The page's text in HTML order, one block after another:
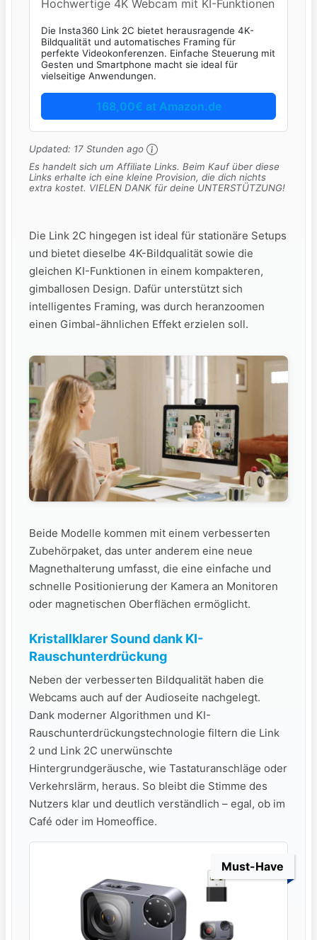
Hochwertige 4K Webcam mit KI-Funktionen
Die Insta360 Link 2C bietet herausragende 4K-
Bildqualität und automatisches Framing für
perfekte Videokonferenzen. Einfache Steuerung mit
Gesten und Smartphone macht sie ideal für
vielseitige Anwendungen.
168,00€ at Amazon.de
Updated: 17 Stunden ago
Es handelt sich um Affiliate Links. Beim Kauf über diese
Links erhalte ich eine kleine Provision, die dich nichts
extra kostet. VIELEN DANK für deine UNTERSTÜTZUNG!
Die Link 2C hingegen ist ideal für stationäre Setups
und bietet dieselbe 4K-Bildqualität sowie die
gleichen KI-Funktionen in einem kompakteren,
gimballosen Design. Dafür unterstützt sich
intelligentes Framing, was durch heranzoomen
einen Gimbal-ähnlichen Effekt erzielen soll.
Beide Modelle kommen mit einem verbesserten
Zubehörpaket, das unter anderem eine neue
Magnethalterung umfasst, die eine einfache und
schnelle Positionierung der Kamera an Monitoren
oder magnetischen Oberflächen ermöglicht.
Kristallklarer Sound dank KI-
Rauschunterdrückung
Neben der verbesserten Bildqualität haben die
Webcams auch auf der Audioseite nachgelegt.
Dank moderner Algorithmen und KI-
Rauschunterdrückungstechnologie filtern die Link
2 und Link 2C unerwünschte
Hintergrundgeräusche, wie Tastaturanschläge oder
Verkehrslärm, heraus. So bleibt die Stimme des
Nutzers klar und deutlich verständlich – egal, ob im
Café oder im Homeoffice.
Must-Have